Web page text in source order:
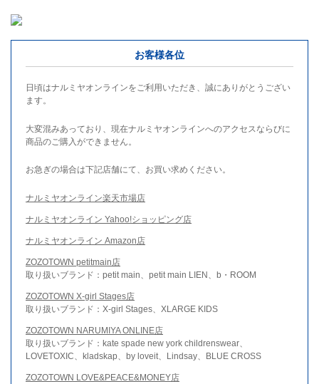
お客様各位
日頃はナルミヤオンラインをご利用いただき、誠にありがとうござい
ます。
大変混みあっており、現在ナルミヤオンラインへのアクセスならびに
商品のご購入ができません。
お急ぎの場合は下記店舗にて、お買い求めください。
ナルミヤオンライン楽天市場店
ナルミヤオンライン Yahoo!ショッピング店
ナルミヤオンライン Amazon店
ZOZOTOWN petitmain店
取り扱いブランド：petit main、petit main LIEN、b・ROOM
ZOZOTOWN X-girl Stages店
取り扱いブランド：X-girl Stages、XLARGE KIDS
ZOZOTOWN NARUMIYA ONLINE店
取り扱いブランド：kate spade new york childrenswear、
LOVETOXIC、kladskap、by loveit、Lindsay、BLUE CROSS
ZOZOTOWN LOVE&PEACE&MONEY店